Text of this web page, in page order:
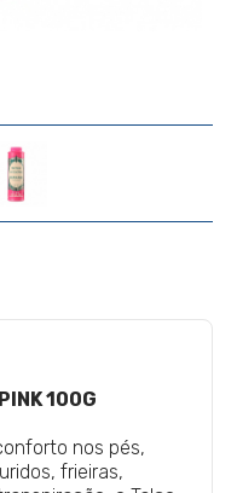
100G
nos pés,
frieiras,